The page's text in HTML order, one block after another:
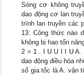
Sóng cơ không
dao động cơ lan
trình lan truyền các
13: Công thức nào
không bị hao tổn
2 = 1 . I U U I I U A.
dao động điều hòa
số gia tốc là A. vận